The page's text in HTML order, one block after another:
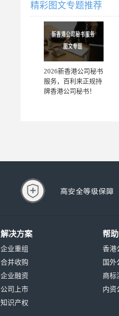
精彩图文专题推荐
2026新香港公司秘书
服务，百利来正规持
牌香港公司秘书！
解决方案
企业重组
合并收购
企业融资
公司上市
知识产权
帮
香港
国外
商标
内资